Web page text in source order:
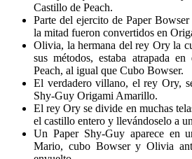
Castillo de Peach.
Parte del ejercito de Paper
la mitad fueron convertidos en
Olivia, la hermana del rey Ory la
sus métodos, estaba atrapada
Peach, al igual que Cubo Bowser.
El verdadero villano, el rey Ory,
Shy-Guy Origami Amarillo.
El rey Ory se divide en muchas
el castillo entero y llevándoselo a
Un Paper Shy-Guy aparece en
Mario, cubo Bowser y Olivia